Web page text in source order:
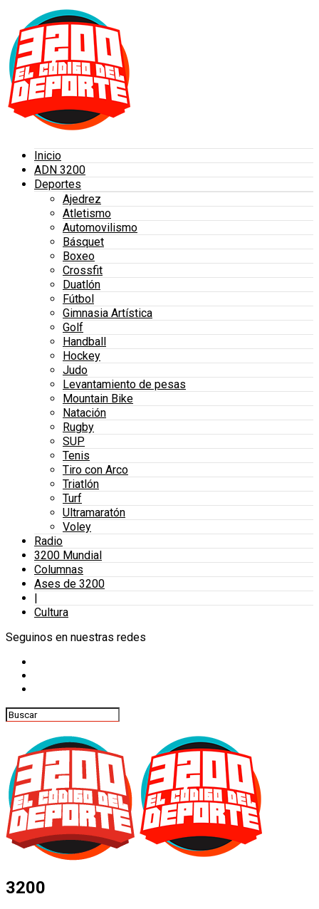
Inicio
ADN 3200
Deportes
Ajedrez
Atletismo
Automovilismo
Básquet
Boxeo
Crossfit
Duatlón
Fútbol
Gimnasia Artística
Golf
Handball
Hockey
Judo
Levantamiento de pesas
Mountain Bike
Natación
Rugby
SUP
Tenis
Tiro con Arco
Triatlón
Turf
Ultramaratón
Voley
Radio
3200 Mundial
Columnas
Ases de 3200
|
Cultura
Seguinos en nuestras redes
3200